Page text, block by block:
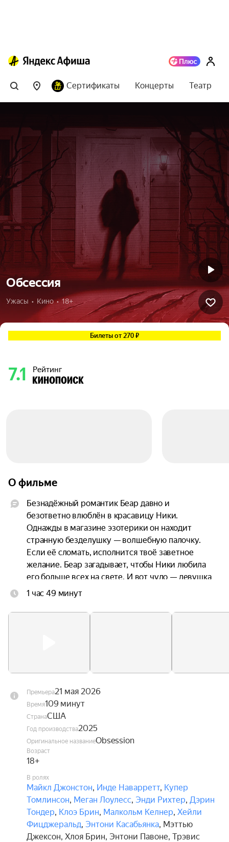
Сертификаты Концерты Театр
Обсессия
Ужасы  •  Кино  •  18+
Билеты от 270 ₽
7.1 Рейтинг
О фильме
Безнадёжный романтик Беар давно и
безответно влюблён в красавицу Ники.
Однажды в магазине эзотерики он находит
странную безделушку — волшебную палочку.
Если её сломать, исполнится твоё заветное
желание. Беар загадывает, чтобы Ники любила
его больше всех на свете. И вот чудо — девушка
и правда в него влюбляется. Однако его счастью
одержима, а её знаки внимания становятся всё
1 час 49 минут
Премьера21 мая 2026
Время109 минут
СтранаСША
Год производства2025
Оригинальное названиеObsession
Возраст
18+
В ролях
Майкл Джонстон, Инде Наварретт, Купер
Томлинсон, Меган Лоулесс, Энди Рихтер, Дэрин
Тондер, Клоэ Брин, Малкольм Келнер, Хейли
Фицджеральд, Энтони Касабьянка, Мэттью
Джексон, Хлоя Брин, Энтони Павоне, Трэвис